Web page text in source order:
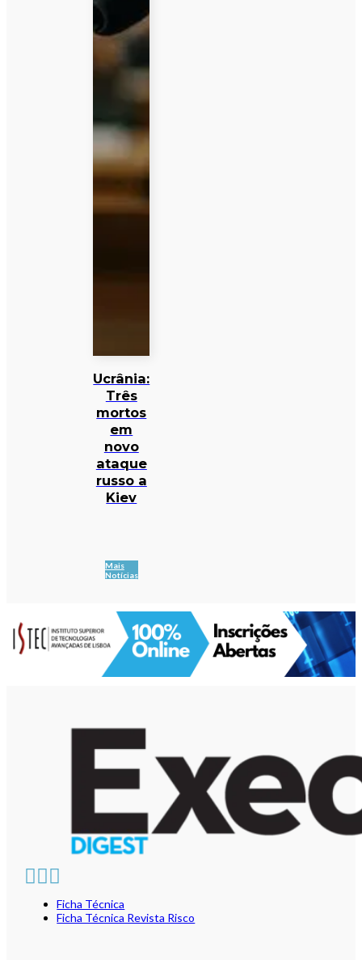
Ucrânia:
Três
mortos
em
novo
ataque
russo a
Kiev
Mais
Notícias
Ficha Técnica
Ficha Técnica Revista Risco